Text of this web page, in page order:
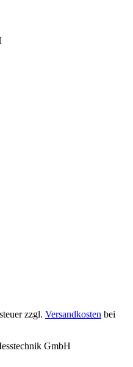
zzgl. Versandkosten bei
GmbH